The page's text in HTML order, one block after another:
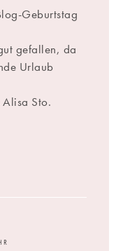
Geburtstag
gefallen, da
Urlaub
Sto.